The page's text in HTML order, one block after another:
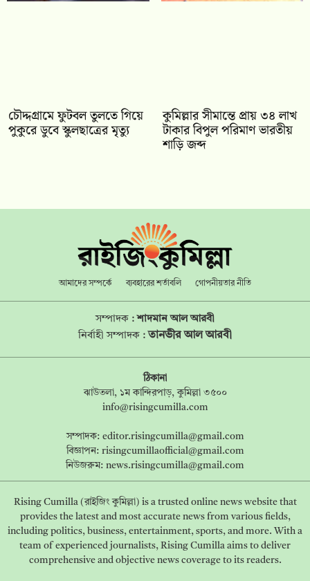
চৌদ্দগ্রামে ফুটবল তুলতে গিয়ে
পুকুরে ডুবে স্কুলছাত্রের মৃত্যু
কুমিল্লার সীমান্তে প্রায় ৩৪ লাখ
টাকার বিপুল পরিমাণ ভারতীয়
শাড়ি জব্দ
আমাদের সম্পর্কে ব্যবহারের শর্তাবলি গোপনীয়তার নীতি
সম্পাদক :শাদমান আল আরবী
নির্বাহী সম্পাদক : তানভীর আল আরবী
ঠিকানা
ঝাউতলা, ১ম কান্দিরপাড়, কুমিল্লা ৩৫০০
info@risingcumilla.com
সম্পাদক: editor.risingcumilla@gmail.com
বিজ্ঞাপন: risingcumillaofficial@gmail.com
নিউজরুম: news.risingcumilla@gmail.com
Rising Cumilla (রাইজিং কুমিল্লা) is a trusted online news website that
provides the latest and most accurate news from various fields,
including politics, business, entertainment, sports, and more. With a
team of experienced journalists, Rising Cumilla aims to deliver
comprehensive and objective news coverage to its readers.